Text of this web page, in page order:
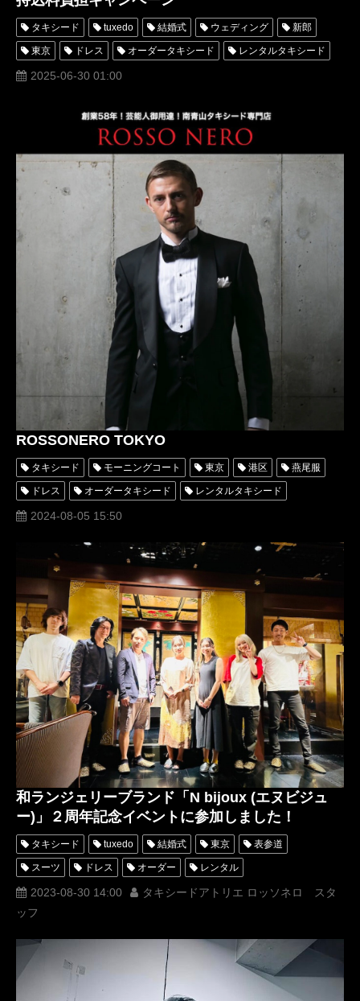
タキシード tuxedo 結婚式 ウェディング 新郎
東京 ドレス オーダータキシード レンタルタキシード
パーティー 高級
ブラックタイ PARTY フォトウェディング
2025-06-30 01:00
ROSSONERO TOKYO
タキシード モーニングコート 東京 港区 燕尾服
ドレス オーダータキシード レンタルタキシード
おしゃれ 高級
青山 ミラノコレクション おすすめ
値段 オーダーメイドタキシード
2024-08-05 15:50
和ランジェリーブランド「N bijoux (エヌビジュ
ー)」２周年記念イベントに参加しました！
タキシード tuxedo 結婚式 東京 表参道
スーツ ドレス オーダー レンタル
オーダータキシード レンタルタキシード ロッソネロ
人気
西陣織タキシード 設立記念パーティー 名古屋
オーダータキシード東京 オーダータキシード名古屋
レンタルタキシード東京
2023-08-30 14:00
タキシードアトリエ ロッソネロ スタ
ッフ